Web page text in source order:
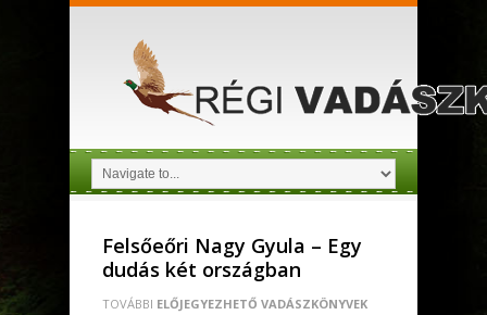
Felsőeőri Nagy Gyula – Egy
dudás két országban
TOVÁBBI ELŐJEGYEZHETŐ VADÁSZKÖNYVEK